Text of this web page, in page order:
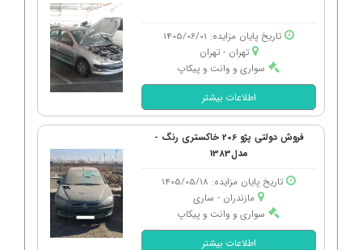
تاریخ پایان مزایده: 1405/06/01
تهران - تهران
سواری و وانت و پیکاپ
اطلاعات بیشتر
فروش دولتی پژو 206 خاکستری رنگ -
مدل1383
تاریخ پایان مزایده: 1405/05/18
مازندران - ساری
سواری و وانت و پیکاپ
اطلاعات بیشتر